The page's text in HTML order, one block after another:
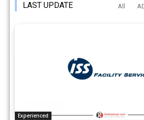
LAST UPDATE All
Experienced